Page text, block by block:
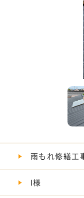
雨もれ修繕工
I様